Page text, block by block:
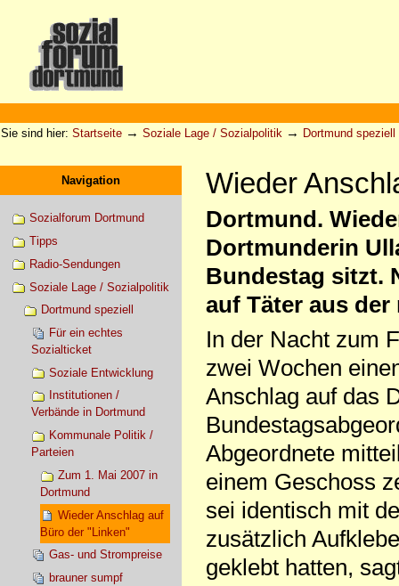
Werkzeuge
Sie sind hier: Startseite → Soziale Lage / Sozialpolitik → Dortmund speziell
Navigation
Sozialforum Dortmund
Tipps
Radio-Sendungen
Soziale Lage / Sozialpolitik
Dortmund speziell
Für ein echtes
Sozialticket
Soziale Entwicklung
Institutionen /
Verbände in Dortmund
Kommunale Politik /
Parteien
Zum 1. Mai 2007 in
Dortmund
Wieder Anschlag auf
Büro der "Linken"
Gas- und Strompreise
brauner sumpf
Wieder
Dortmund.
Dortmunderin
Bundestag sitzt.
auf Täter aus der
In der Nacht zum
zwei Wochen
Anschlag auf das
Abgeordnete
einem Geschoss
sei identisch mit
zusätzlich
geklebt hatten,